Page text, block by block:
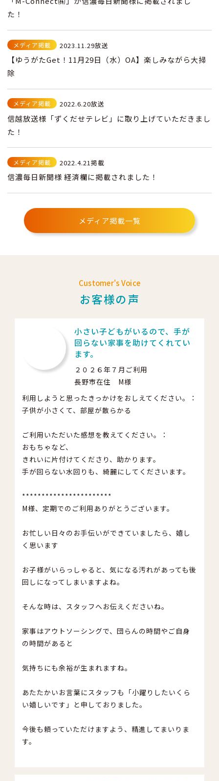
た！
メディア掲載 2023.11.29放送
【ゆうがたGet！11月29日（水）OA】楽しみながら大掃
除
メディア掲載 2022.6.20放送
信越放送様「ずくだせテレビ」に取り上げていただきまし
た！
メディア掲載 2022.4.21掲載
信濃毎日新聞様 経済欄に掲載されました！
メディア掲載一覧
Customer's Voice
お客様の声
小さい子どもがいるので、手が
回らない家事を助けてくれてい
ます。
２０２６年７月ご利用
長野市在住 M様
利用しようと思ったきっかけをおしえてください。：
子供が小さくて、部屋が散らかる
ご利用いただいた感想を教えてください。：
おもちゃなど、
きれいに片付けてくださり、助かります。
手が回らない水回りも、綺麗にしてくださいます。
***********************
M様、定期でのご利用ありがとうございます。
お忙しい日々のお手伝いができていましたら、嬉し
く思います
お子様がいらっしゃると、気になる汚れがあっても後
回しになってしまいますよね。
そんな時は、スタッフへお伝えくださいね。
家事はアウトソーシングで、団らんの時間やご自身
の時間があると
気持ちにも余裕が生まれますね。
あたたかいお言葉にスタッフも「小躍りしたいくら
い嬉しいです」と申しておりました。
今後も頼っていただけますよう、精進してまいりま
す。